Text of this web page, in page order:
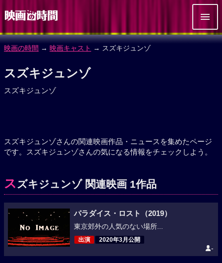
映画の時間 → 映画キャスト → スズキジュンゾ
スズキジュンゾ
スズキジュンゾ
スズキジュンゾさんの関連映画作品・ニュースを集めたページ
です。スズキジュンゾさんの気になる情報をチェックしよう。
ス ズキジュンゾ 関連映画 1作品
パラダイス・ロスト（2019）
東京郊外の人気のない場所...
出演 2020年3月公開
-